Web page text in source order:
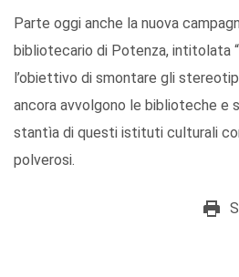
Parte oggi anche la nuova
bibliotecario di Potenza, intitolata
l’obiettivo di smontare gli
ancora avvolgono le biblioteche e
stantìa di questi istituti culturali
polverosi.